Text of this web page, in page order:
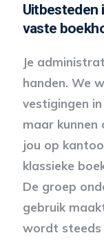
Uitbesteden
vaste
Je
handen. We
vestigingen in
maar kunnen
jou op
klassieke
De groep
gebruik
wordt steeds